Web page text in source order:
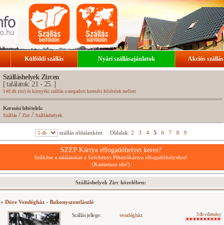
Külföldi szállás Nyári szállásajánlatok Akciós szállás
Szálláshelyek Zircen
[ találatok: 21 - 25. ]
140 db zirci és környéki szállás a megadott keresési feltételek mellett
Keresési feltételek:
Szállás/ Zirc/Szálláshelyek
szállás oldalanként Oldalak: 2 3 4 5 6 7 8 9
SZÉP Kártya elfogadóhelyet keres?
Szűkítse a találatokat a Széchenyi Pihenőkártya elfogadóhelyekre!
(Kattintson ide!)
Szálláshelyek Zirc közelében:
» Döre Vendégház - Bakonyszentlászló
Szállás jellege: vendégház 3 db vélemény